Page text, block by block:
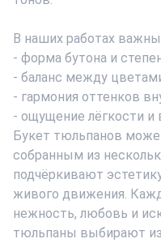
В наших работах
- форма бутона и
- баланс между
- гармония оттенков
- ощущение лёгкости и
Букет тюльпанов
собранным из
подчёркивают
живого движения.
нежность, любовь и
тюльпаны выбирают из